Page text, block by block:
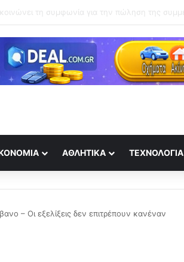
ΑΘΛΗΤΙΚΆ ΤΕΧΝΟΛΟΓΊΑ
– Οι εξελίξεις δεν επιτρέπουν κανέναν